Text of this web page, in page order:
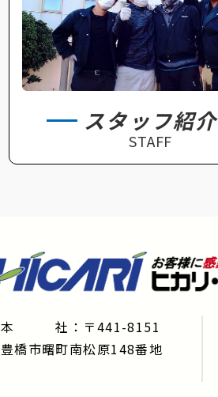
スタッフ紹介
STAFF
本 社：〒441-8151
豊橋市曙町南松原148番地